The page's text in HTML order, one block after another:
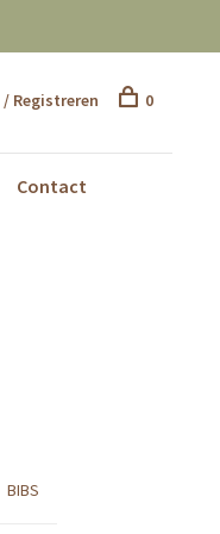
Contact
Registreren 0
BIBS